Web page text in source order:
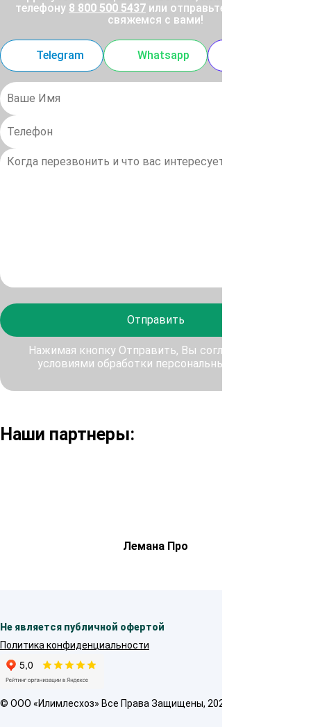
телефону 8 800 500 5437 или отправьте заявку, и мы
свяжемся с вами!
Telegram Whatsapp
Отправить
Нажимая кнопку Отправить, Вы соглашаетесь с
условиями обработки персональных данных
Наши партнеры:
Лемана Про
Не является публичной офертой
Политика конфиденциальности
© OOO «Илимлесхоз» Все Права Защищены, 2026